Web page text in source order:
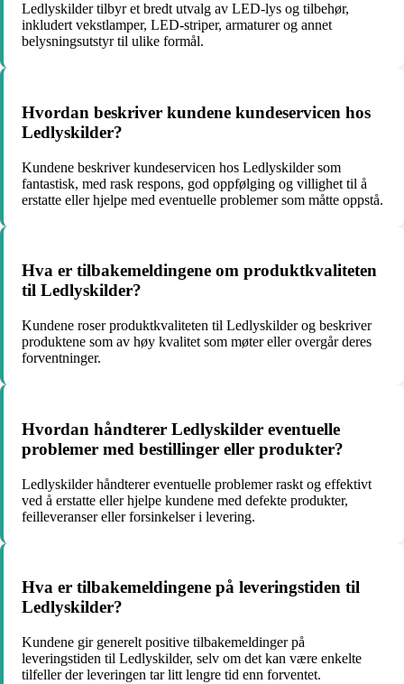
Ledlyskilder tilbyr et bredt utvalg av LED-lys og tilbehør,
inkludert vekstlamper, LED-striper, armaturer og annet
belysningsutstyr til ulike formål.
Hvordan beskriver kundene kundeservicen hos
Ledlyskilder?
Kundene beskriver kundeservicen hos Ledlyskilder som
fantastisk, med rask respons, god oppfølging og villighet til å
erstatte eller hjelpe med eventuelle problemer som måtte oppstå.
Hva er tilbakemeldingene om produktkvaliteten
til Ledlyskilder?
Kundene roser produktkvaliteten til Ledlyskilder og beskriver
produktene som av høy kvalitet som møter eller overgår deres
forventninger.
Hvordan håndterer Ledlyskilder eventuelle
problemer med bestillinger eller produkter?
Ledlyskilder håndterer eventuelle problemer raskt og effektivt
ved å erstatte eller hjelpe kundene med defekte produkter,
feilleveranser eller forsinkelser i levering.
Hva er tilbakemeldingene på leveringstiden til
Ledlyskilder?
Kundene gir generelt positive tilbakemeldinger på
leveringstiden til Ledlyskilder, selv om det kan være enkelte
tilfeller der leveringen tar litt lengre tid enn forventet.